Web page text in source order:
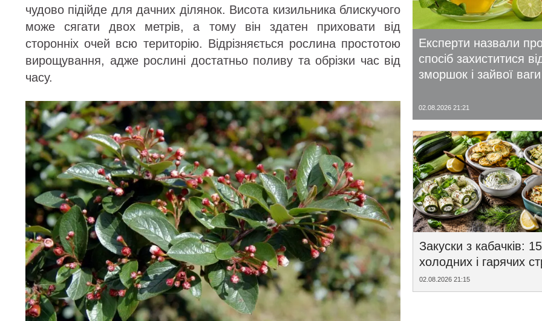
чудово підійде для дачних ділянок. Висота кизильника блискучого
може сягати двох метрів, а тому він здатен приховати від
сторонніх очей всю територію. Відрізняється рослина простотою
вирощування, адже рослині достатньо поливу та обрізки час від
часу.
Експерти назвали
спосіб захиститися
зморшок і зайвої ваги
02.08.2026 21:21
Закуски з кабачків: 15
холодних і гарячих
02.08.2026 21:15